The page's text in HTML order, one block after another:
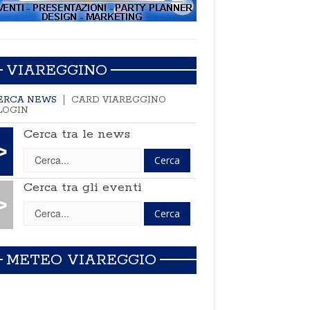
VIAREGGINO
NEWS
CARD VIAREGGINO
Cerca tra le news
Cerca tra gli eventi
METEO VIAREGGIO